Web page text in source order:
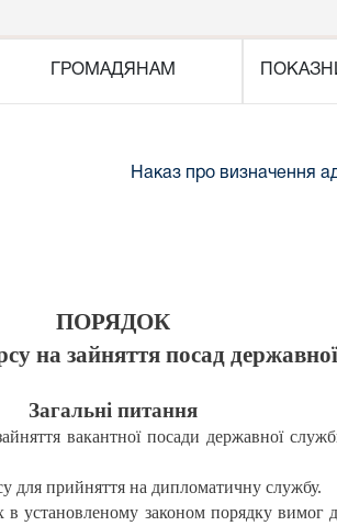
ГРОМАДЯНАМ
Наказ про визначення
ПОРЯДОК
на зайняття посад
Загальні питання
вакантної посади державної
для прийняття на дипломатичну службу.
установленому законом порядку вимог